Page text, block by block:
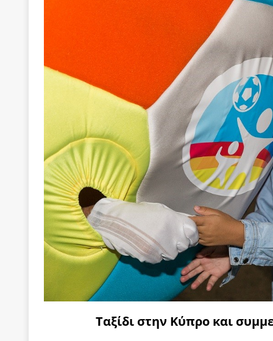
[ 22 Μαΐου 2020 ]
Μακάριος Λαζαρίδης: Έργο!
[ 6 Αυγούστου 2026 ] Κ. Μητσοτάκης, Α. Τσίπρας,
-και οι εκλογές της Άνοιξης
ΑΠΟΨΕΙΣ
[ 6 Αυγούστου 2026 ]
“Τίς γλαῦκ’ Ἀθήναζ’ ἤγαγεν”;
[ 6 Αυγούστου 2026 ] Το μεγάλο «ριφιφί» του
[ 6 Αυγούστου 2026 ]
22 πρώην στελέχη της
ελάχιστα πρόσωπα, με λογικές “αυλών”,
[ 6 Αυγούστου 2026 ]
Δόμνα Μιχαηλίδου:
[ 6 Αυγούστου 2026 ]
Η δημοκρατία της
[ 5 Αυγούστου 2026 ]
Κυριάκος Μητσοτάκης:
[ 4 Αυγούστου 2026 ]
Θα ανήκεις όπου ανήκει το
[ 4 Αυγούστου 2026 ]
Η γενεαλογία του
ΠΑΡΕΜΒΑΣΕΙΣ
[ 4 Αυγούστου 2026 ] Η συμφωνία πυρηνικής
Ταξίδι στην Κύπρο και